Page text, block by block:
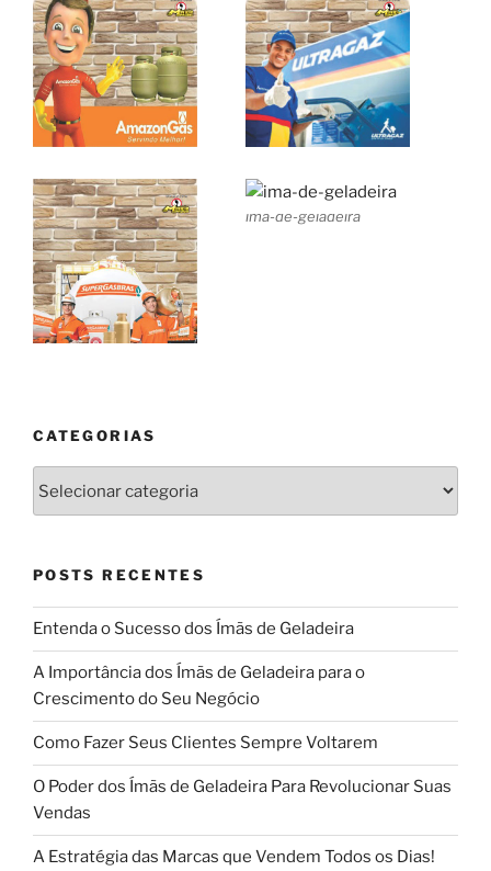
ima-de-geladeira
CATEGORIAS
POSTS RECENTES
Entenda o Sucesso dos Ímãs de Geladeira
A Importância dos Ímãs de Geladeira para o
Crescimento do Seu Negócio
Como Fazer Seus Clientes Sempre Voltarem
O Poder dos Ímãs de Geladeira Para Revolucionar Suas
Vendas
A Estratégia das Marcas que Vendem Todos os Dias!